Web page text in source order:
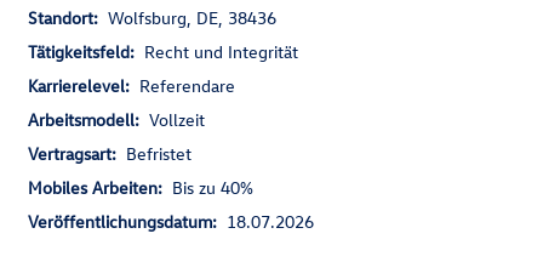
Standort: Wolfsburg, DE, 38436
Tätigkeitsfeld: Recht und Integrität
Karrierelevel: Referendare
Arbeitsmodell: Vollzeit
Vertragsart: Befristet
Mobiles Arbeiten: Bis zu 40%
Veröffentlichungsdatum: 18.07.2026